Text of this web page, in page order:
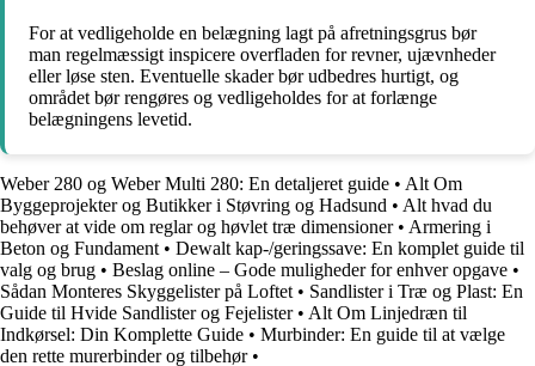
For at vedligeholde en belægning lagt på afretningsgrus bør
man regelmæssigt inspicere overfladen for revner, ujævnheder
eller løse sten. Eventuelle skader bør udbedres hurtigt, og
området bør rengøres og vedligeholdes for at forlænge
belægningens levetid.
Weber 280 og Weber Multi 280: En detaljeret guide • Alt Om
Byggeprojekter og Butikker i Støvring og Hadsund • Alt hvad du
behøver at vide om reglar og høvlet træ dimensioner• Armering i
Beton og Fundament • Dewalt kap-/geringssave: En komplet guide til
valg og brug • Beslag online – Gode muligheder for enhver opgave •
Sådan Monteres Skyggelister på Loftet • Sandlister i Træ og Plast: En
Guide til Hvide Sandlister og Fejelister• Alt Om Linjedræn til
Indkørsel: Din Komplette Guide • Murbinder: En guide til at vælge
den rette murerbinder og tilbehør•